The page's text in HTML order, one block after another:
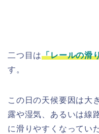
二つ目は「レールの滑
す。
この日の天候要因は大
露や湿気、あるいは線
に滑りやすくなってい